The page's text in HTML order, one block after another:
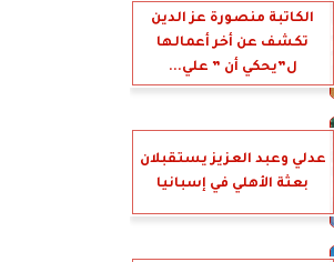
الكاتبة منصورة عز الدين
تكشف عن أخر أعمالها
ل”يحكي أن ” علي...
عدلي وعبد العزيز يستقبلان
بعثة الأهلي في إسبانيا